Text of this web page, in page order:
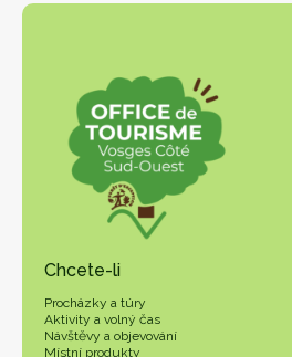
Chcete-li
Procházky a túry
Aktivity a volný čas
Návštěvy a objevování
Místní produkty